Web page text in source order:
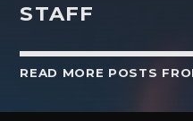
STAFF
READ MORE POSTS